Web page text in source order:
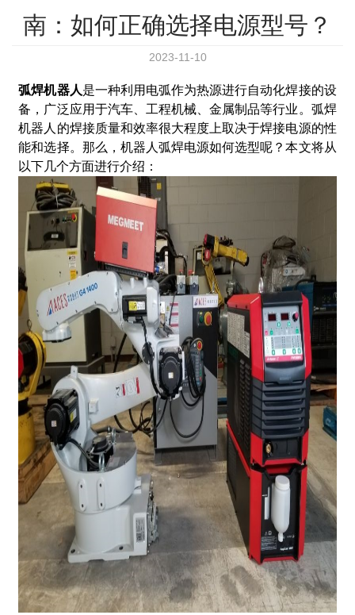
南：如何正确选择电源型号？
2023-11-10
弧焊机器人是一种利用电弧作为热源进行自动化焊接的设
备，广泛应用于汽车、工程机械、金属制品等行业。弧焊
机器人的焊接质量和效率很大程度上取决于焊接电源的性
能和选择。那么，机器人弧焊电源如何选型呢？本文将从
以下几个方面进行介绍：